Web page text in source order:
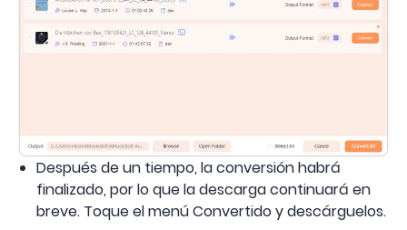
Después de un tiempo, la conversión habrá
finalizado, por lo que la descarga continuará en
breve. Toque el menú Convertido y descárguelos.